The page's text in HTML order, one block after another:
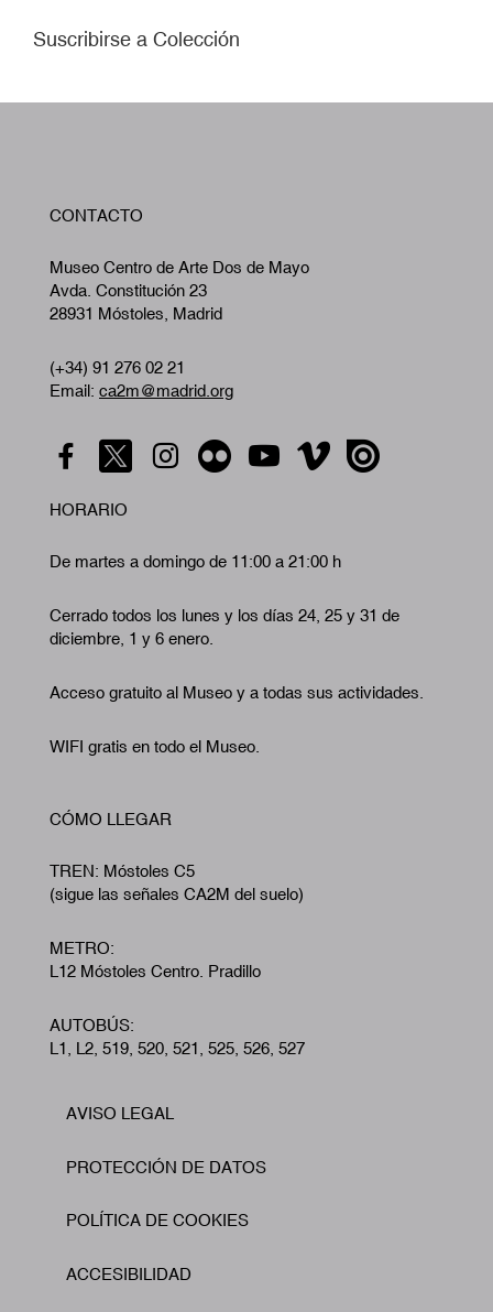
Suscribirse a Colección
CONTACTO
Museo Centro de Arte Dos de Mayo
Avda. Constitución 23
28931 Móstoles, Madrid
(+34) 91 276 02 21
Email: ca2m@madrid.org
HORARIO
De martes a domingo de 11:00 a 21:00 h
Cerrado todos los lunes y los días 24, 25 y 31 de
diciembre, 1 y 6 enero.
Acceso gratuito al Museo y a todas sus actividades.
WIFI gratis en todo el Museo.
CÓMO LLEGAR
TREN: Móstoles C5
(sigue las señales CA2M del suelo)
METRO:
L12 Móstoles Centro. Pradillo
AUTOBÚS:
L1, L2, 519, 520, 521, 525, 526, 527
Footer
AVISO LEGAL
PROTECCIÓN DE DATOS
POLÍTICA DE COOKIES
ACCESIBILIDAD